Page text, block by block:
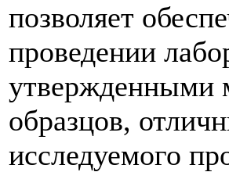
позволяет
проведении
утвержденными
образцов,
исследуемого